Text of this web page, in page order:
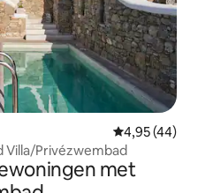
Gemiddelde
4,95 (44)
Villa/Privézwembad
met